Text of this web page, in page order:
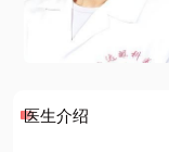
医生介绍